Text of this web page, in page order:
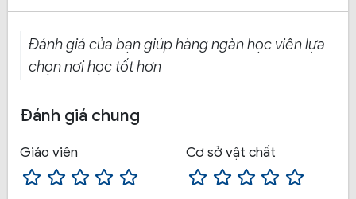
nhau, số lượng nhiều, học viên được học trên xe tập
lái đời mới, học theo hình thức 1 giáo viên dạy 1 học
viên trên 1 xe, học viên được kèm sát nên đảm bảo
học nhanh, vững tay lái.
Đánh giá của bạn giúp hàng ngàn học viên lựa
chọn nơi học tốt hơn
Đánh giá chung
Giáo viên Cơ sở vật chất